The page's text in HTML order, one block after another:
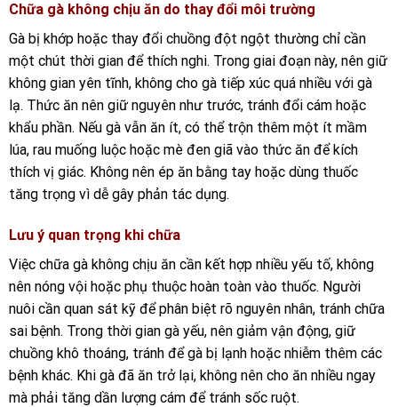
Chữa gà không chịu ăn do thay đổi môi trường
Gà bị khớp hoặc thay đổi chuồng đột ngột thường chỉ cần
một chút thời gian để thích nghi. Trong giai đoạn này, nên giữ
không gian yên tĩnh, không cho gà tiếp xúc quá nhiều với gà
lạ. Thức ăn nên giữ nguyên như trước, tránh đổi cám hoặc
khẩu phần. Nếu gà vẫn ăn ít, có thể trộn thêm một ít mầm
lúa, rau muống luộc hoặc mè đen giã vào thức ăn để kích
thích vị giác. Không nên ép ăn bằng tay hoặc dùng thuốc
tăng trọng vì dễ gây phản tác dụng.
Lưu ý quan trọng khi chữa
Việc chữa gà không chịu ăn cần kết hợp nhiều yếu tố, không
nên nóng vội hoặc phụ thuộc hoàn toàn vào thuốc. Người
nuôi cần quan sát kỹ để phân biệt rõ nguyên nhân, tránh chữa
sai bệnh. Trong thời gian gà yếu, nên giảm vận động, giữ
chuồng khô thoáng, tránh để gà bị lạnh hoặc nhiễm thêm các
bệnh khác. Khi gà đã ăn trở lại, không nên cho ăn nhiều ngay
mà phải tăng dần lượng cám để tránh sốc ruột.